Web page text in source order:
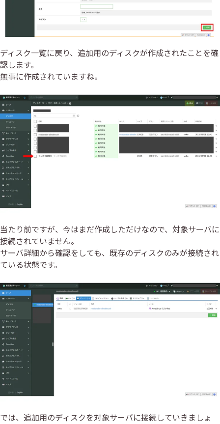
ディスク一覧に戻り、追加用のディスクが作成されたことを確
認します。
無事に作成されていますね。
当たり前ですが、今はまだ作成しただけなので、対象サーバに
接続されていません。
サーバ詳細から確認をしても、既存のディスクのみが接続され
ている状態です。
では、追加用のディスクを対象サーバに接続していきましょ